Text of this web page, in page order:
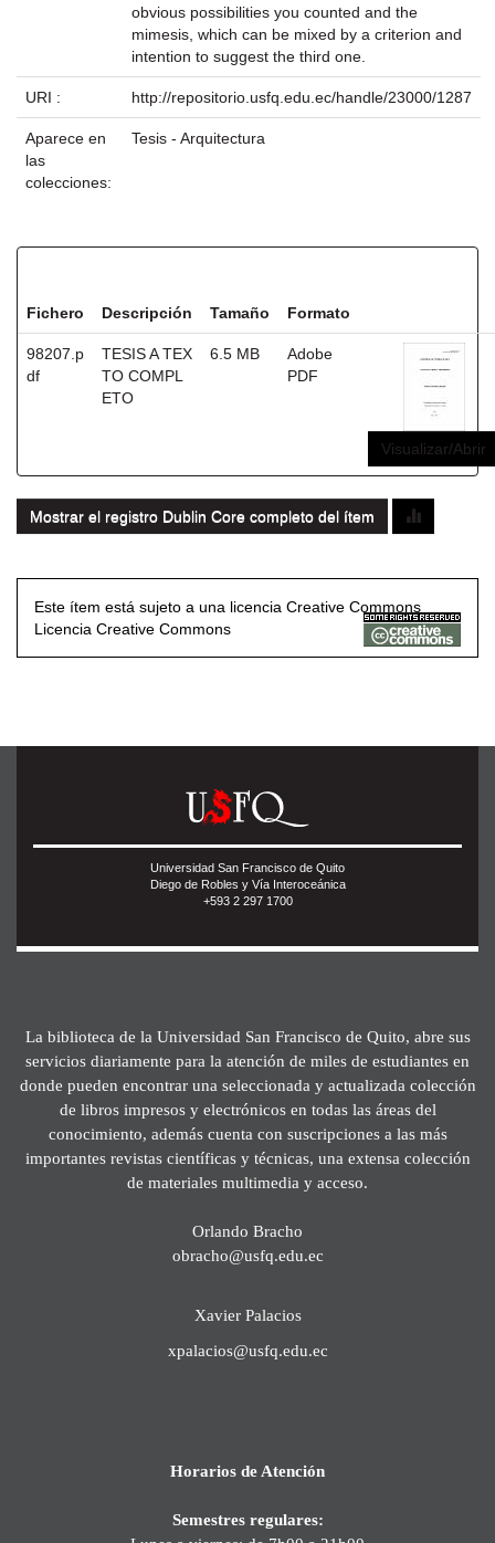
obvious possibilities you counted and the
mimesis, which can be mixed by a criterion and
intention to suggest the third one.
URI : http://repositorio.usfq.edu.ec/handle/23000/1287
Aparece en
las
colecciones:
Tesis - Arquitectura
Fichero Descripción Tamaño Formato
98207.p
df
TESIS A TEX
TO COMPL
ETO
6.5 MB
Adobe
PDF
Visualizar/Abrir
Mostrar el registro Dublin Core completo del ítem
Este ítem está sujeto a una licencia Creative Commons
Licencia Creative Commons
Universidad San Francisco de Quito
Diego de Robles y Vía Interoceánica
+593 2 297 1700
La biblioteca de la Universidad San Francisco de Quito, abre sus
servicios diariamente para la atención de miles de estudiantes en
donde pueden encontrar una seleccionada y actualizada colección
de libros impresos y electrónicos en todas las áreas del
conocimiento, además cuenta con suscripciones a las más
importantes revistas científicas y técnicas, una extensa colección
de materiales multimedia y acceso.
Orlando Bracho
obracho@usfq.edu.ec
Xavier Palacios
xpalacios@usfq.edu.ec
Horarios de Atención
Semestres regulares: